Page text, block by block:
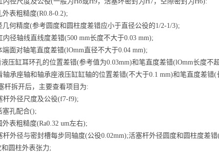
外表粗糙度(R0.8-0.2);
几何精度(参考圆度和圆柱度差错应小于直径公役的1/2-1/3);
内径轴线直线度差错(500 mm长度不大于0.03 mm);
端面对轴笔直度差错(lOmm直径不大于0.04 mm);
液压缸耳环孔的位置差错(参考值为0.03mm)和笔直度差错(lOmm长度不
轴承座轴和轴承座液压缸缸轴的位置差错(不大于0.1 mm)和笔直度差错
杆拆开后，主要查看项目为:
杆外径尺度及公役(f7-f9);
塞孔配合();
外表粗糙度(Ra0.32 um左右);
杆外径与密封槽每步同轴度(公役0.02mm);活塞杆外径圆度和圆柱度差
和圆柱外表张力;